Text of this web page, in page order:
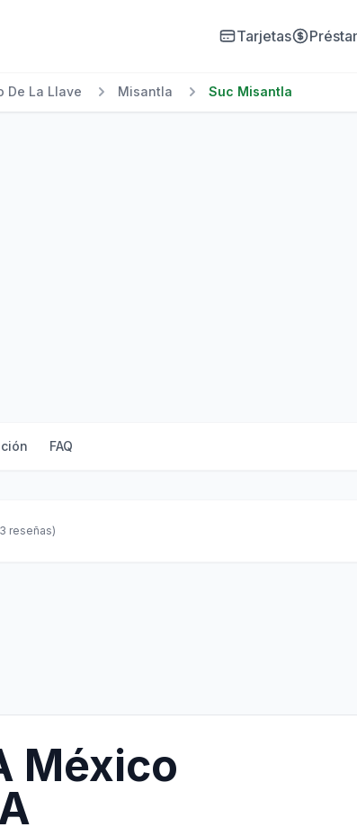
Tarjetas
De La Llave Misantla Suc Misantla
FAQ
reseñas)
México